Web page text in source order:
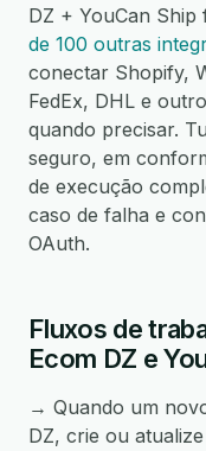
DZ + YouCan
de 100 outras
conectar Shopify,
FedEx, DHL e
quando precisar.
seguro, em
de execução
caso de falha e
OAuth.
Fluxos de
Ecom DZ e
→ Quando um
DZ, crie ou